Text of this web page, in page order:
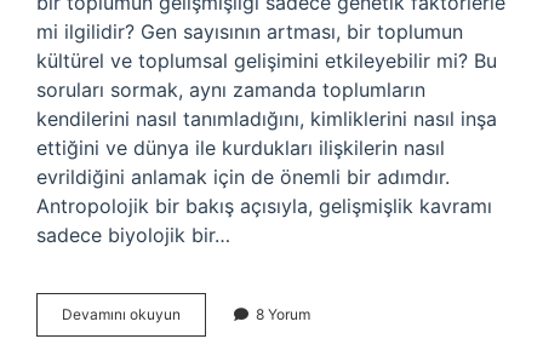
mi ilgilidir? Gen sayısının artması, bir toplumun
kültürel ve toplumsal gelişimini etkileyebilir mi? Bu
soruları sormak, aynı zamanda toplumların
kendilerini nasıl tanımladığını, kimliklerini nasıl inşa
ettiğini ve dünya ile kurdukları ilişkilerin nasıl
evrildiğini anlamak için de önemli bir adımdır.
Antropolojik bir bakış açısıyla, gelişmişlik kavramı
sadece biyolojik bir…
Devamını okuyun
sayısı
8 Yorum